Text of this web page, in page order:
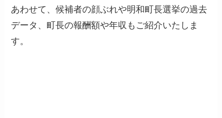
あわせて、候補者の顔ぶれや明和町長選挙の過去
データ、町長の報酬額や年収もご紹介いたしま
す。